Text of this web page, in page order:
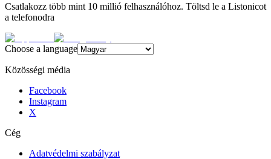
Csatlakozz több mint 10 millió felhasználóhoz. Töltsd le a Listonicot
a telefonodra
Choose a language
Közösségi média
Facebook
Instagram
X
Cég
Adatvédelmi szabályzat